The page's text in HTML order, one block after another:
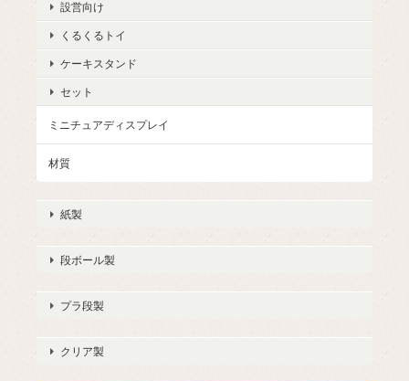
設営向け
くるくるトイ
ケーキスタンド
セット
ミニチュアディスプレイ
材質
紙製
段ボール製
プラ段製
クリア製